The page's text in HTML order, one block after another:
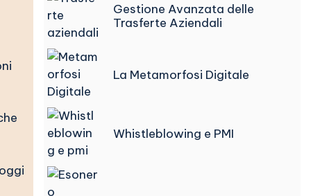
Gestione Avanzata delle
Trasferte Aziendali
La Metamorfosi Digitale
Whistleblowing e PMI